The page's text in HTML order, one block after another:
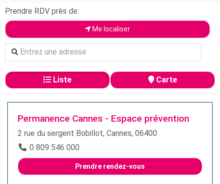
Prendre RDV près de:
Me localiser
Liste Carte
Permanence Cannes - Espace prévention
2 rue du sergent Bobillot, Cannes, 06400
0 809 546 000
Prendre rendez-vous